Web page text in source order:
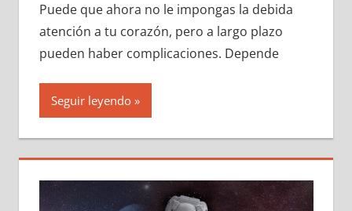
Puede que ahora no le impongas la debida
atención a tu corazón, pero a largo plazo
pueden haber complicaciones. Depende
Seguir leyendo